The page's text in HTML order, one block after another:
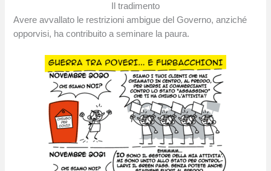
Il tradimento
Avere avvallato le restrizioni ambigue del Governo, anziché
opporvisi, ha contribuito a seminare la paura.